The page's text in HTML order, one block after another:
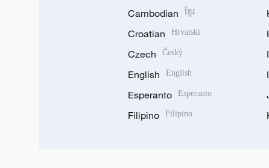
Cambodian ខ្មែរ
Croatian Hrvatski
Czech Český
English English
Esperanto Esperanto
Filipino Filipino